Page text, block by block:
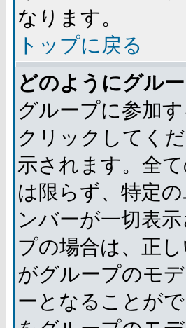
なります。
トップに戻る
どのようにグル
グループに参加
クリックしてく
示されます。全
は限らず、特定
ンバーが一切表
プの場合は、正
がグループのモ
ーとなることが